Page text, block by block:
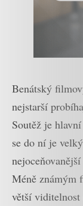
Benátský
nejstarší
Soutěž je
se do ní je
Méně známým
větší viditelnost